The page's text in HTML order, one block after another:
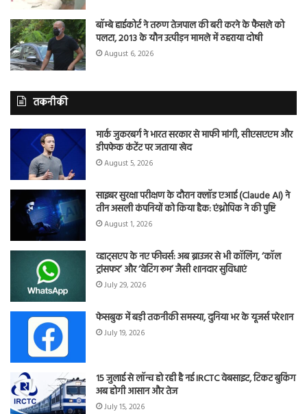
बॉम्बे हाईकोर्ट ने तरुण तेजपाल की बरी करने के फैसले को
पलटा, 2013 के यौन उत्पीड़न मामले में ठहराया दोषी
August 6, 2026
तकनीकी
मार्क जुकरबर्ग ने भारत सरकार से माफी मांगी, सीएसएएम और
डीपफेक कंटेंट पर जताया खेद
August 5, 2026
साइबर सुरक्षा परीक्षण के दौरान क्लॉड एआई (Claude AI) ने
तीन असली कंपनियों को किया हैक: एंथ्रोपिक ने की पुष्टि
August 1, 2026
व्हाट्सएप के नए फीचर्स: अब ब्राउजर से भी कॉलिंग, ‘कॉल
ट्रांसफर’ और ‘वेटिंग रूम’ जैसी शानदार सुविधाएं
July 29, 2026
फेसबुक में बड़ी तकनीकी समस्या, दुनिया भर के यूजर्स परेशान
July 19, 2026
15 जुलाई से लॉन्च हो रही है नई IRCTC वेबसाइट, टिकट बुकिंग
अब होगी आसान और तेज
July 15, 2026